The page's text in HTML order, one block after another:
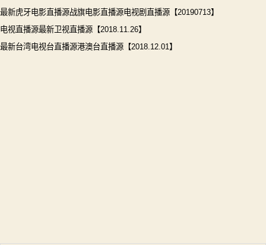
最新虎牙电影直播源战旗电影直播源电视剧直播源【20190713】
电视直播源最新卫视直播源【2018.11.26】
最新台湾电视台直播源港澳台直播源【2018.12.01】